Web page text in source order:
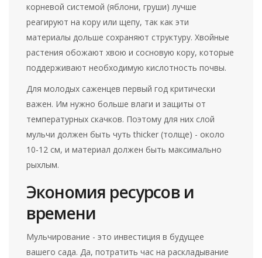
корневой системой (яблони, груши) лучше
реагируют на кору или щепу, так как эти
материалы дольше сохраняют структуру. Хвойные
растения обожают хвою и сосновую кору, которые
поддерживают необходимую кислотность почвы.
Для молодых саженцев первый год критически
важен. Им нужно больше влаги и защиты от
температурных скачков. Поэтому для них слой
мульчи должен быть чуть thicker (толще) - около
10-12 см, и материал должен быть максимально
рыхлым.
Экономия ресурсов и
времени
Мульчирование - это инвестиция в будущее
вашего сада. Да, потратить час на раскладывание